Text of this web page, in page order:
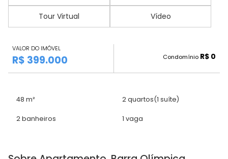
Tour Virtual Vídeo
VALOR DO IMÓVEL
R$ 399.000 Condomínio R$ 0
48 m² 2 quartos(1 suíte)
2 banheiros 1 vaga